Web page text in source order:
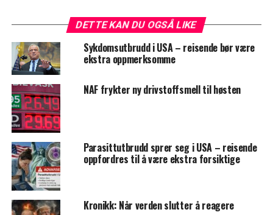
DETTE KAN DU OGSÅ LIKE
Sykdomsutbrudd i USA – reisende bør være
ekstra oppmerksomme
NAF frykter ny drivstoffsmell til høsten
Parasittutbrudd sprer seg i USA – reisende
oppfordres til å være ekstra forsiktige
Kronikk: Når verden slutter å reagere